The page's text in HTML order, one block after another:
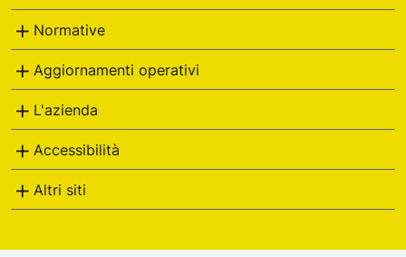
Normative
Aggiornamenti operativi
L'azienda
Accessibilità
Altri siti